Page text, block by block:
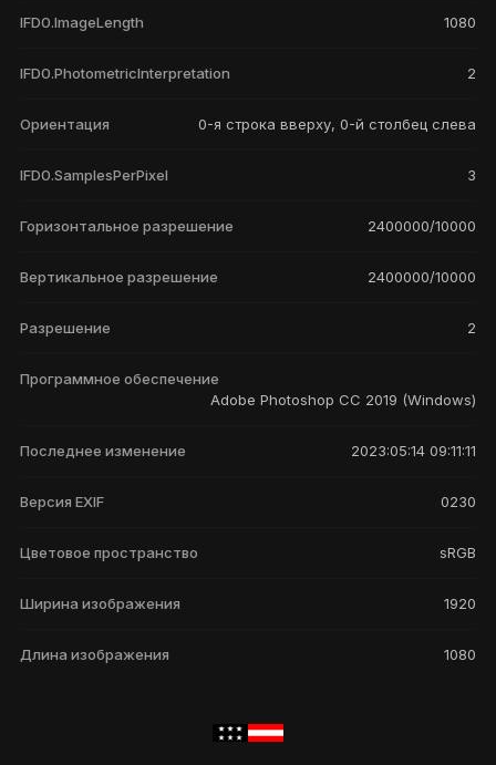
IFD0.ImageLength 1080
IFD0.PhotometricInterpretation 2
Ориентация 0-я строка вверху, 0-й столбец слева
IFD0.SamplesPerPixel 3
Горизонтальное разрешение 2400000/10000
Вертикальное разрешение 2400000/10000
Разрешение 2
Программное обеспечение
Adobe Photoshop CC 2019 (Windows)
Последнее изменение 2023:05:14 09:11:11
Версия EXIF 0230
Цветовое пространство sRGB
Ширина изображения 1920
Длина изображения 1080